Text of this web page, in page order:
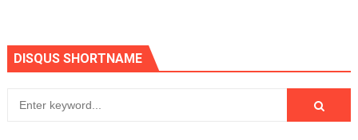
DISQUS SHORTNAME